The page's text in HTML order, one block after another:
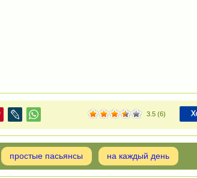
3.5 (6)
простые пасьянсы на каждый день